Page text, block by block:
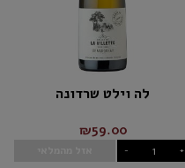
לה וילט שרדונה
₪59.00
- +